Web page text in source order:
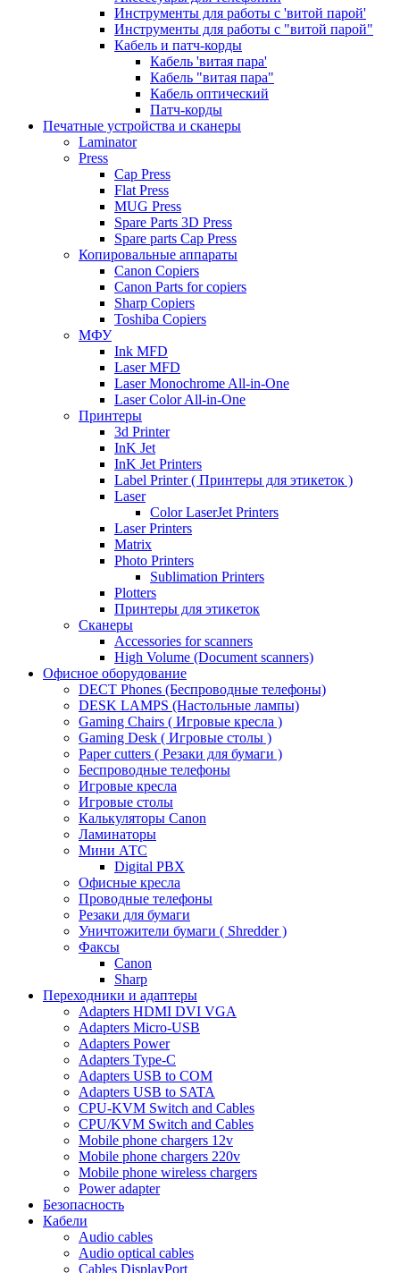
Инструменты для работы с 'витой парой'
Инструменты для работы с "витой парой"
Кабель и патч-корды
Кабель 'витая пара'
Кабель "витая пара"
Кабель оптический
Патч-корды
Печатные устройства и сканеры
Laminator
Press
Cap Press
Flat Press
MUG Press
Spare Parts 3D Press
Spare parts Cap Press
Копировальные аппараты
Canon Copiers
Canon Parts for copiers
Sharp Copiers
Toshiba Copiers
МФУ
Ink MFD
Laser MFD
Laser Monochrome All-in-One
Laser Color All-in-One
Принтеры
3d Printer
InK Jet
InK Jet Printers
Label Printer ( Принтеры для этикеток )
Laser
Color LaserJet Printers
Laser Printers
Matrix
Photo Printers
Sublimation Printers
Plotters
Принтеры для этикеток
Сканеры
Accessories for scanners
High Volume (Document scanners)
Офисное оборудование
DECT Phones (Беспроводные телефоны)
DESK LAMPS (Настольные лампы)
Gaming Chairs ( Игровые кресла )
Gaming Desk ( Игровые столы )
Paper cutters ( Резаки для бумаги )
Беспроводные телефоны
Игровые кресла
Игровые столы
Калькуляторы Canon
Ламинаторы
Мини АТС
Digital PBX
Офисные кресла
Проводные телефоны
Резаки для бумаги
Уничтожители бумаги ( Shredder )
Факсы
Canon
Sharp
Переходники и адаптеры
Adapters HDMI DVI VGA
Adapters Micro-USB
Adapters Power
Adapters Type-C
Adapters USB to COM
Adapters USB to SATA
CPU-KVM Switch and Cables
CPU/KVM Switch and Cables
Mobile phone chargers 12v
Mobile phone chargers 220v
Mobile phone wireless chargers
Power adapter
Безопасность
Кабели
Audio cables
Audio optical cables
Cables DisplayPort